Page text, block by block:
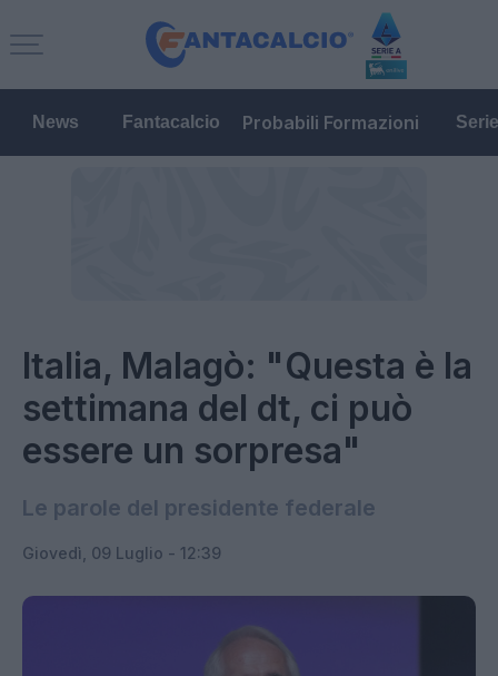
News Fantacalcio Probabili Formazioni
Italia, Malagò: "Questa è la
settimana del dt, ci può
essere un sorpresa"
Le parole del presidente federale
Giovedì, 09 Luglio - 12:39